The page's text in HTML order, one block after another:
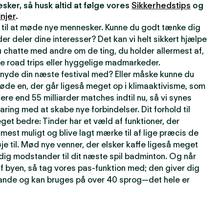
så husk altid at følge vores Sikkerhedstips og
.
at møde nye mennesker. Kunne du godt tænke dig
deler dine interesser? Det kan vi helt sikkert hjælpe
chatte med andre om de ting, du holder allermest af,
road trips eller hyggelige madmarkeder.
din næste festival med? Eller måske kunne du
en, der går ligeså meget op i klimaaktivisme, som
end 55 milliarder matches indtil nu, så vi synes
med at skabe nye forbindelser. Dit forhold til
bedre: Tinder har et væld af funktioner, der
muligt og blive lagt mærke til af lige præcis de
til. Mød nye venner, der elsker kaffe ligeså meget
modstander til dit næste spil badminton. Og når
byen, så tag vores pas-funktion med; den giver dig
og kan bruges på over 40 sprog—det hele er